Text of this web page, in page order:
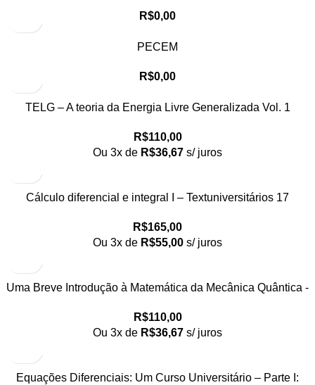
R$0,00
PECEM
R$0,00
TELG – A teoria da Energia Livre Generalizada Vol. 1
R$110,00
Ou 3x de R$36,67 s/ juros
Cálculo diferencial e integral I – Textuniversitários 17
R$165,00
Ou 3x de R$55,00 s/ juros
Uma Breve Introdução à Matemática da Mecânica Quântica -
R$110,00
Ou 3x de R$36,67 s/ juros
Equações Diferenciais: Um Curso Universitário – Parte I: